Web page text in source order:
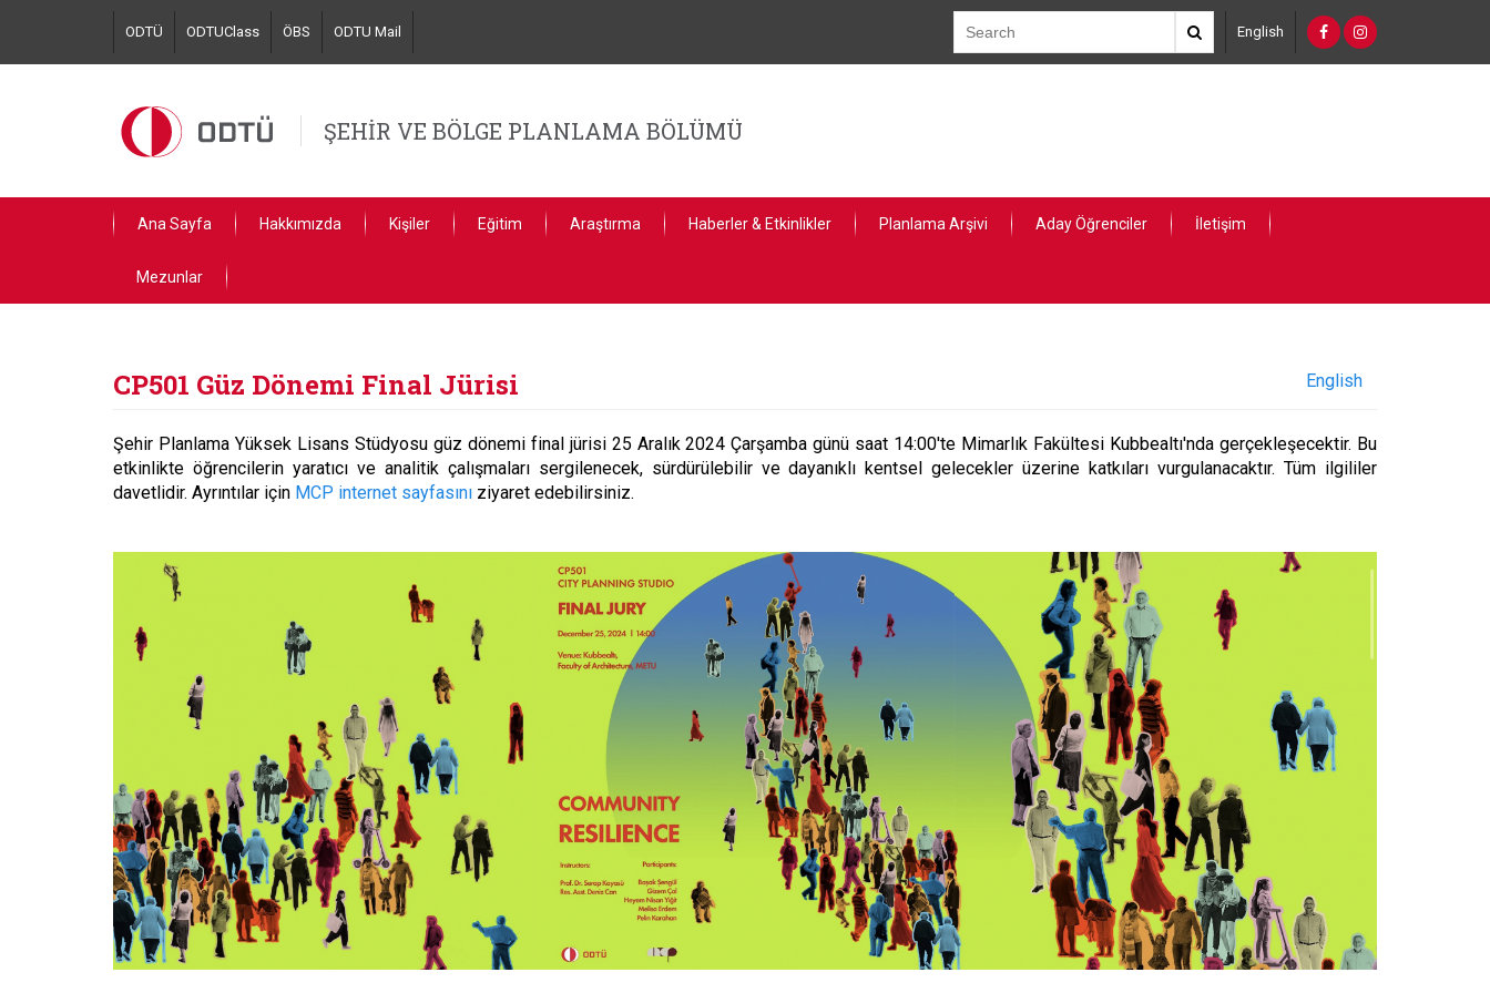
main
ODTÜ ODTUClass ÖBS ODTU Mail English
ŞEHİR VE BÖLGE PLANLAMA BÖLÜMÜ
Ana Sayfa Hakkımızda Kişiler Eğitim Araştırma Haberler & Etkinlikler Planlama Arşivi Aday Öğrenciler İletişim
Mezunlar
CP501 Güz Dönemi Final Jürisi English
Şehir Planlama Yüksek Lisans Stüdyosu güz dönemi final jürisi 25 Aralık 2024 Çarşamba günü saat 14:00'te Mimarlık Fakültesi Kubbealtı'nda gerçekleşecektir. Bu
etkinlikte öğrencilerin yaratıcı ve analitik çalışmaları sergilenecek, sürdürülebilir ve dayanıklı kentsel gelecekler üzerine katkıları vurgulanacaktır. Tüm ilgililer
davetlidir. Ayrıntılar için MCP internet sayfasını ziyaret edebilirsiniz.